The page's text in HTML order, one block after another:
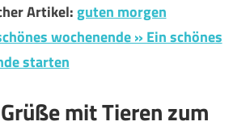
Artikel:guten morgen
wochenende » Ein schönes
starten
mit Tieren zum